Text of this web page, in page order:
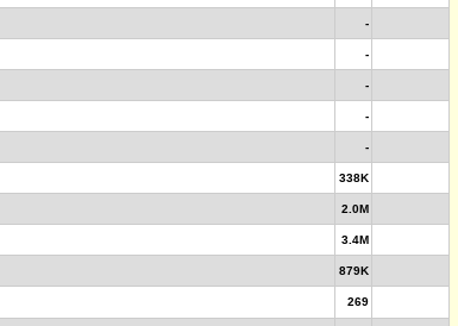
-
-
-
-
-
338K
2.0M
3.4M
879K
269